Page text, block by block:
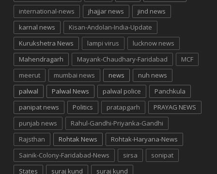
international-news
jhajjar news
jind news
karnal news
Kisan-Andolan-India-Update
Kurukshetra News
lampi virus
lucknow news
Mahendragarh
Mayank-Chaudhary-Faridabad
MCF
meerut
mumbai news news
nuh news
palwal
Palwal News palwal police
Panchkula
panipat news
Politics pratapgarh
PRAYAG NEWS
punjab news
Rahul-Gandhi-Priyanka-Gandhi
Rajsthan
Rohtak News
Rohtak-Haryana-News
Sainik-Colony-Faridabad-News
sirsa
sonipat
States
suraj kund suraj kund